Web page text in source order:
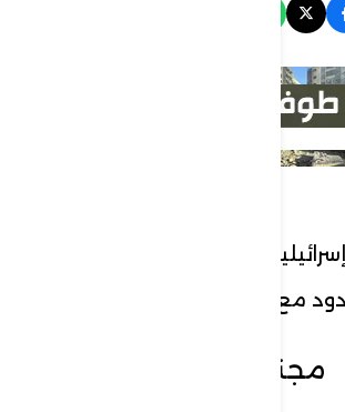
يكشفون عن أمر
مع مصر
إسرائيليات